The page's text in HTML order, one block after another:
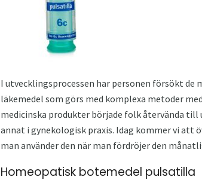
I utvecklingsprocessen har personen försökt
läkemedel som görs med komplexa metoder
medicinska produkter började folk återvända
annat i gynekologisk praxis. Idag kommer vi att
man använder den när man fördröjer den
Homeopatisk botemedel pulsatilla